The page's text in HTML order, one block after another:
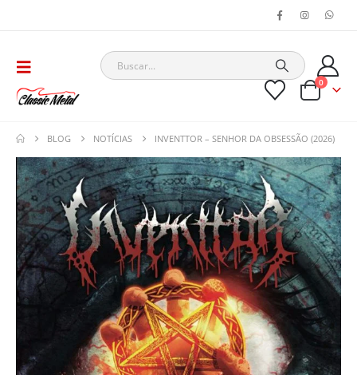
0
BLOG NOTÍCIAS INVENTTOR – SENHOR DA OBSESSÃO (2026)